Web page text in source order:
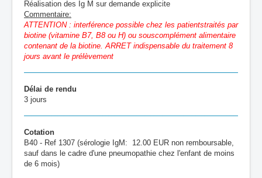
Réalisation des Ig M sur demande explicite
Commentaire:
ATTENTION : interférence possible chez les patientstraités par
biotine (vitamine B7, B8 ou H) ou souscomplément alimentaire
contenant de la biotine. ARRET indispensable du traitement 8
jours avant le prélèvement
Délai de rendu
3 jours
Cotation
B40 - Ref 1307 (sérologie IgM: 12.00 EUR non remboursable,
sauf dans le cadre d'une pneumopathie chez l'enfant de moins
de 6 mois)